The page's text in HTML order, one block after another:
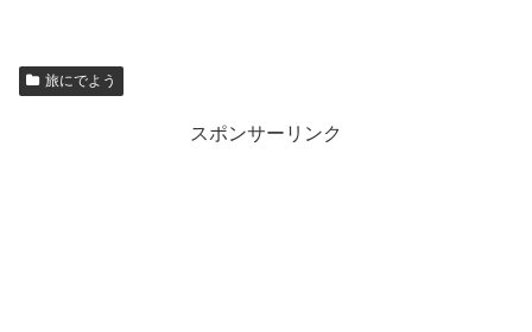
旅にでよう
スポンサーリンク